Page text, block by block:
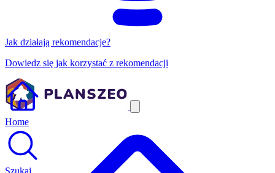
Jak działają rekomendacje?
Dowiedz się jak korzystać z rekomendacji
Home
Szukaj